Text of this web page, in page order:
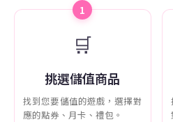
1
🛒
挑選儲值商品
找到您要儲值的遊戲，選擇對
應的點券、月卡、禮包。